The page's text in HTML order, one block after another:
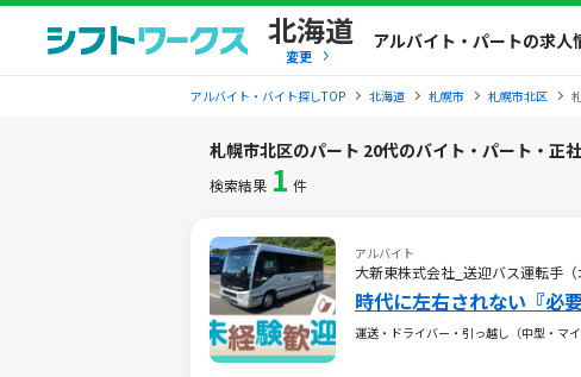
北海道
変更
アルバイト・パートの求人
アルバイト・バイト探しTOP 北海道 札幌市 札幌市北区
札幌市北区のパート 20代のバイト・パート・正
検索結果 1 件
アルバイト
大新東株式会社_送迎バス運転手（
時代に左右されない『必
運送・ドライバー・引っ越し（中型・マ